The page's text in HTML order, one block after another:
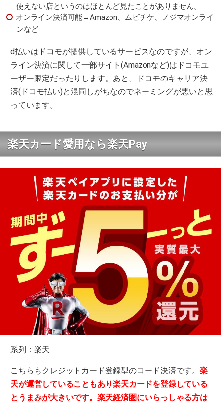
使えない店というのはほとんど見たことがありません。
オンライン決済可能→Amazon、ムビチケ、ノジマオンライ
ンなど
d払いはドコモが提供しているサービスなのですが、オン
ライン決済に関して一部サイト(Amazonなど)はドコモユ
ーザー限定だったりします。あと、ドコモのキャリア決
済(ドコモ払い)と混同しがちなのでネーミングが悪いと思
っています。
楽天カード愛用なら楽天Pay
系列：楽天
こちらもクレジットカード登録型のコード決済です。楽
天が運営していることもあり楽天カードを登録している
とうまみが大きいです。楽天経済圏にいらっしゃる方は